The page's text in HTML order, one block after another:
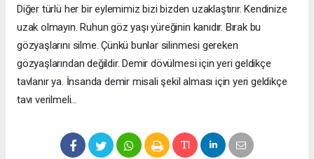
Diğer türlü her bir eylemimiz bizi bizden uzaklaştırır. Kendinize
uzak olmayın. Ruhun göz yaşı yüreğinin kanıdır. Bırak bu
gözyaşlarını silme. Çünkü bunlar silinmesi gereken
gözyaşlarından değildir. Demir dövülmesi için yeri geldikçe
tavlanır ya. İnsanda demir misali şekil alması için yeri geldikçe
tavı verilmeli...